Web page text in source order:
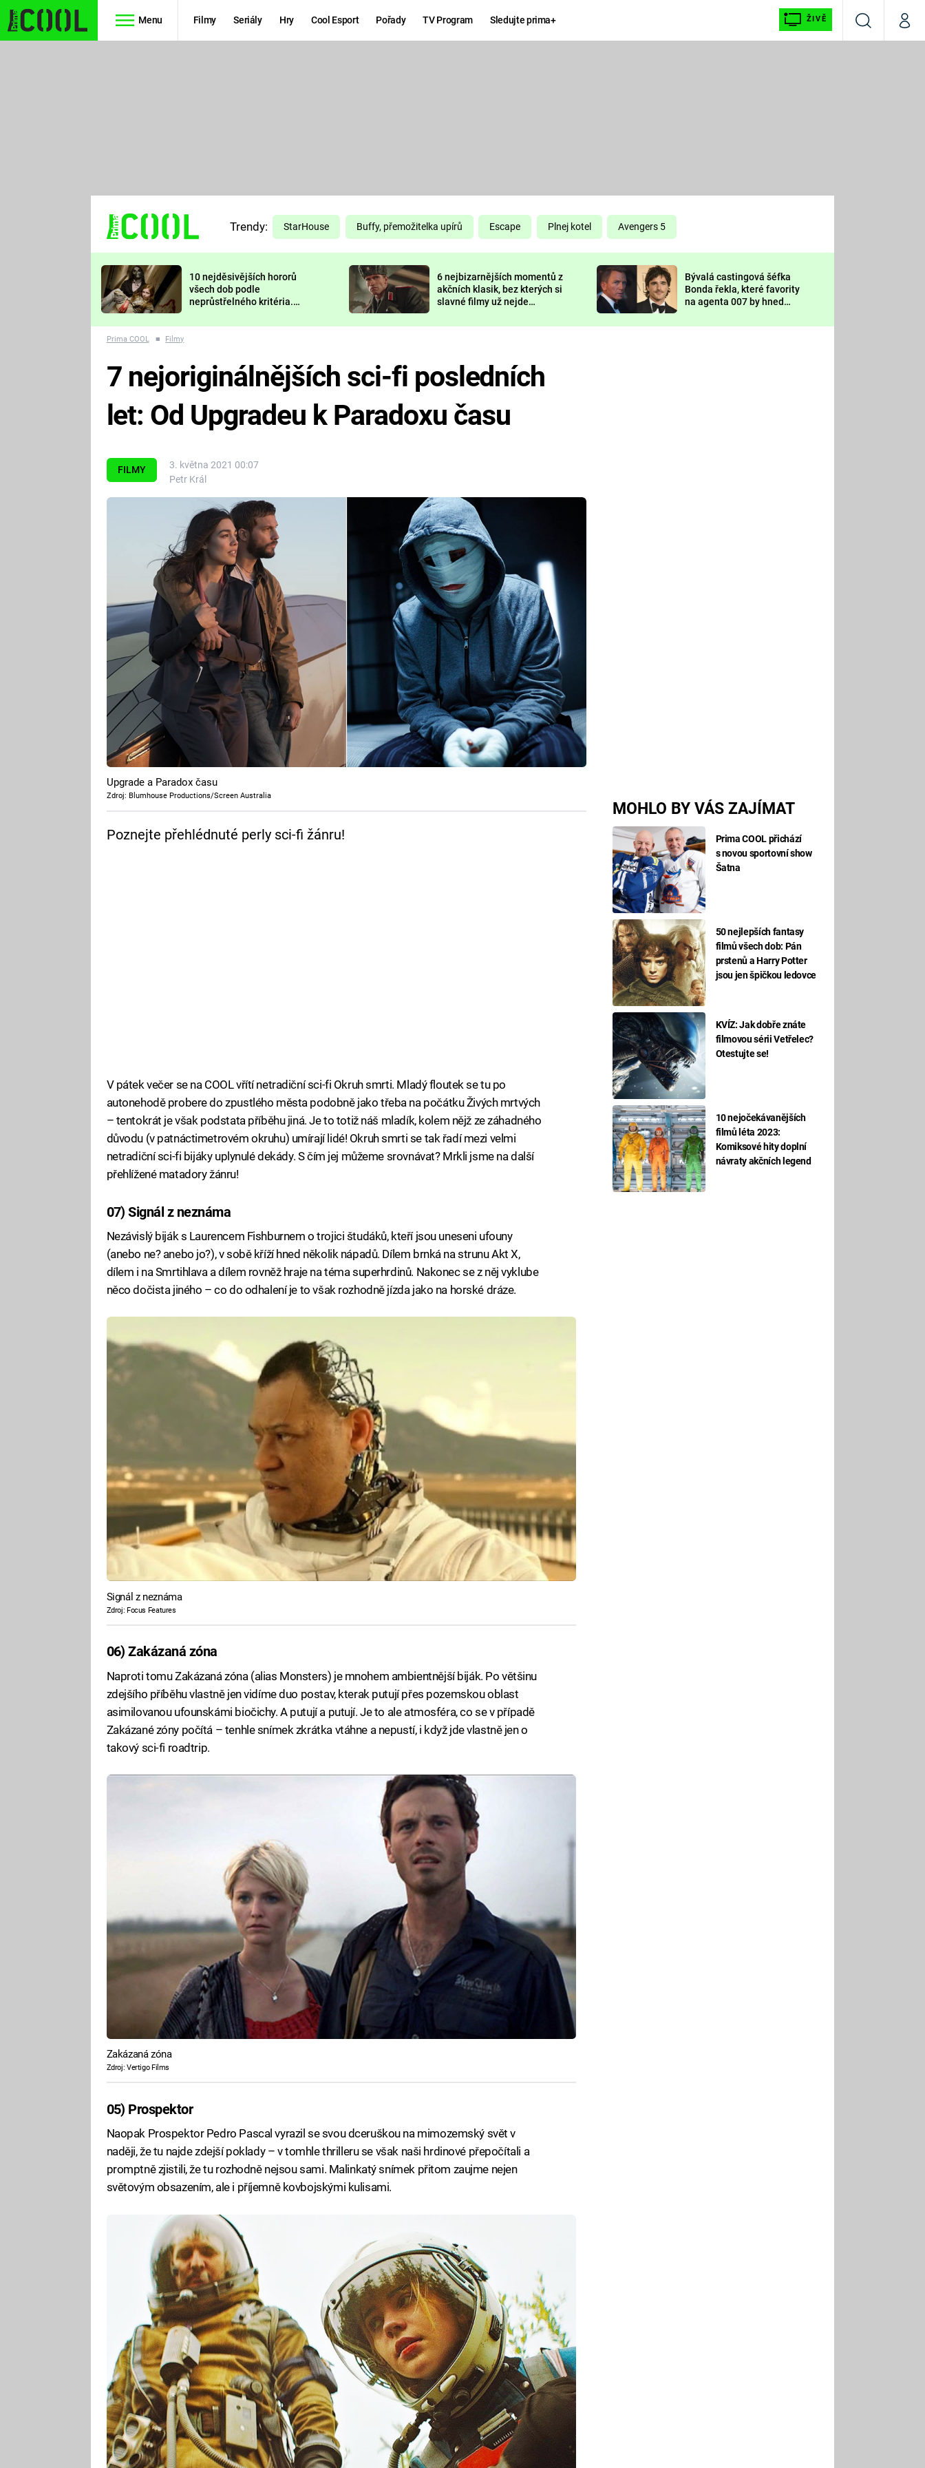
Menu Filmy Seriály Hry Cool Esport Pořady TV Program Sledujte prima+ ŽIVĚ
VyhledáváníMůj
TŘESKU
FUTURAMA
PREDÁTOR
DELIVERANCE
KOMEDIE
CHUCK
NORRIS
DEADPOOL
Prima LAJK
Sledujte nás
Trendy: StarHouse Buffy, přemožitelka upírů Escape Plnej kotel Avengers 5
10 nejděsivějších hororů
všech dob podle
neprůstřelného kritéria.
nejvíc zvednou tep?
6 nejbizarnějších momentů z
akčních klasik, bez kterých si
slavné filmy už nejde
Bývalá castingová šéfka
Bonda řekla, které favority
na agenta 007 by hned
Prima COOL ■ Filmy
FILMY
3. května 2021 00:07
Petr Král
MOHLO BY VÁS ZAJÍMAT
Prima COOL přichází
s novou sportovní show
Šatna
50 nejlepších fantasy
filmů všech dob: Pán
prstenů a Harry Potter
jsou jen špičkou ledovce
KVÍZ: Jak dobře znáte
filmovou sérii Vetřelec?
Otestujte se!
10 nejočekávanějších
filmů léta 2023:
Komiksové hity doplní
návraty akčních legend
7 nejoriginálnějších sci-fi posledních
let: Od Upgradeu k Paradoxu času
Upgrade a Paradox času
Zdroj: Blumhouse Productions/Screen Australia
Poznejte přehlédnuté perly sci-fi žánru!
V pátek večer se na COOL vřítí netradiční sci-fi Okruh smrti. Mladý floutek se tu po
autonehodě probere do zpustlého města podobně jako třeba na počátku Živých mrtvých
– tentokrát je však podstata příběhu jiná. Je to totiž náš mladík, kolem nějž ze záhadného
důvodu (v patnáctimetrovém okruhu) umírají lidé! Okruh smrti se tak řadí mezi velmi
netradiční sci-fi bijáky uplynulé dekády. S čím jej můžeme srovnávat? Mrkli jsme na další
přehlížené matadory žánru!
07) Signál z neznáma
Nezávislý biják s Laurencem Fishburnem o trojici študáků, kteří jsou uneseni ufouny
(anebo ne? anebo jo?), v sobě kříží hned několik nápadů. Dílem brnká na strunu Akt X,
dílem i na Smrtihlava a dílem rovněž hraje na téma superhrdinů. Nakonec se z něj vyklube
něco dočista jiného – co do odhalení je to však rozhodně jízda jako na horské dráze.
Signál z neznáma
Zdroj: Focus Features
06) Zakázaná zóna
Naproti tomu Zakázaná zóna (alias Monsters) je mnohem ambientnější biják. Po většinu
zdejšího příběhu vlastně jen vidíme duo postav, kterak putují přes pozemskou oblast
asimilovanou ufounskámi biočichy. A putují a putují. Je to ale atmosféra, co se v případě
Zakázané zóny počítá – tenhle snímek zkrátka vtáhne a nepustí, i když jde vlastně jen o
takový sci-fi roadtrip.
Zakázaná zóna
Zdroj: Vertigo Films
05) Prospektor
Naopak Prospektor Pedro Pascal vyrazil se svou dceruškou na mimozemský svět v
naději, že tu najde zdejší poklady – v tomhle thrilleru se však naši hrdinové přepočítali a
promptně zjistili, že tu rozhodně nejsou sami. Malinkatý snímek přitom zaujme nejen
světovým obsazením, ale i příjemně kovbojskými kulisami.